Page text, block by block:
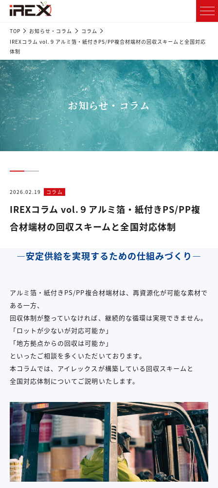
TOP お知らせ・コラム
コラム
IREXコラム vol.９アルミ箔・紙付きPS/PP複合材端材の回収スキームと全国対応
体制
お知らせ・コラム
2026.02.19 コラム
IREXコラム vol.９アルミ箔・紙付きPS/PP複
合材端材の回収スキームと全国対応体制
―安定供給を実現するための仕組みづくり―
アルミ箔・紙付き PS/PP複合材端材は、再資源化が可能な素材で
ある一方、
回収体制が整っていなければ、継続的な循環は実現できません。
「ロットが少ないが対応可能か」
「地方拠点からの回収は可能か」
といったご相談を多くいただいております。
本コラムでは、アイレックスが構築している回収スキームと
全国対応体制についてご説明いたします。